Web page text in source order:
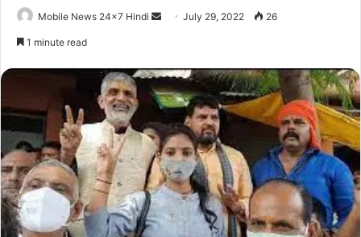
Mobile News 24x7 Hindi
SendJuly 29, 2022 26
1 minute read